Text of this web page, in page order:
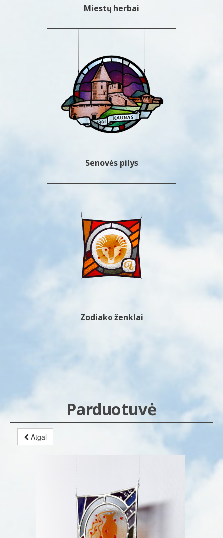
Miestų herbai
Senovės pilys
Zodiako ženklai
Parduotuvė
Atgal